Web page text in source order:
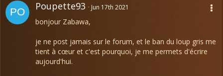
Poupette93 Jun 17th 2021
bonjour Zabawa,
je ne post jamais sur le forum, et le ban du loup gris me
tient à cœur et c'est pourquoi, je me permets d'écrire
aujourd'hui.